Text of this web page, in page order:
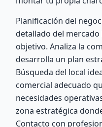
Planificación del
detallado del
objetivo. Analiza la
desarrolla un plan
Búsqueda del local
comercial adecuado
necesidades
zona estratégica
Contacto con